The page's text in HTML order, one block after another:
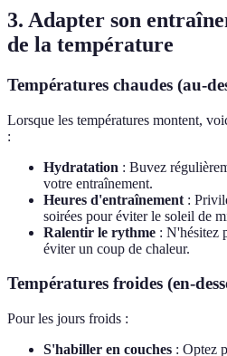
3. Adapter son
de la température
Températures chaudes (au-
Lorsque les températures montent,
:
Hydratation : Buvez
votre entraînement.
Heures d'entraînement :
soirées pour éviter le soleil de
Ralentir le rythme : N'hésitez
éviter un coup de chaleur.
Températures froides (en-
Pour les jours froids :
S'habiller en couches : Optez